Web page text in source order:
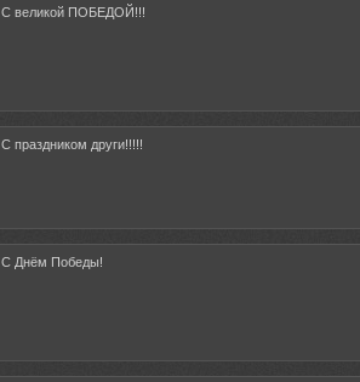
С великой ПОБЕДОЙ!!!
С праздником други!!!!!
С Днём Победы!